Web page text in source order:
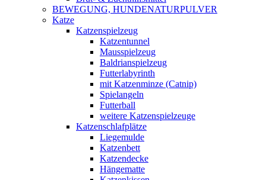
BEWEGUNG, HUNDENATURPULVER
Katze
Katzenspielzeug
Katzentunnel
Mausspielzeug
Baldrianspielzeug
Futterlabyrinth
mit Katzenminze (Catnip)
Spielangeln
Futterball
weitere Katzenspielzeuge
Katzenschlafplätze
Liegemulde
Katzenbett
Katzendecke
Hängematte